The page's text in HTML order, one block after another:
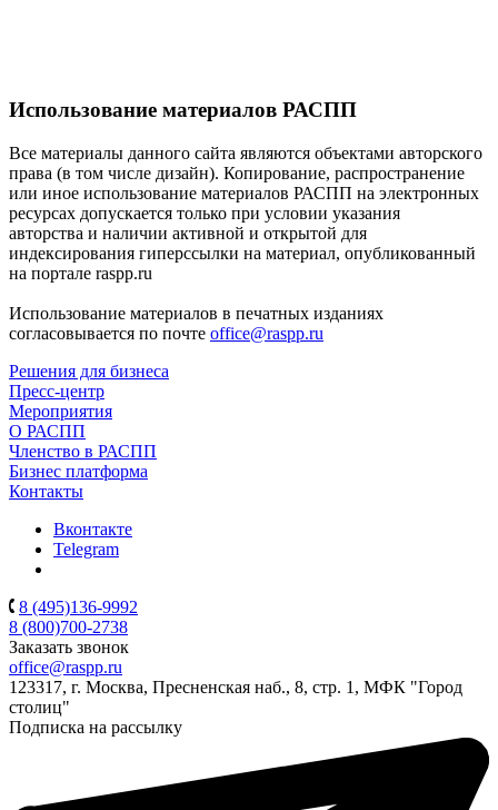
Использование материалов РАСПП
Все материалы данного сайта являются объектами авторского
права (в том числе дизайн). Копирование, распространение
или иное использование материалов РАСПП на электронных
ресурсах допускается только при условии указания
авторства и наличии активной и открытой для
индексирования гиперссылки на материал, опубликованный
на портале raspp.ru
Использование материалов в печатных изданиях
согласовывается по почте office@raspp.ru
Решения для бизнеса
Пресс-центр
Мероприятия
О РАСПП
Членство в РАСПП
Бизнес платформа
Контакты
Вконтакте
Telegram
8 (495)136-9992
8 (800)700-2738
Заказать звонок
office@raspp.ru
123317, г. Москва, Пресненская наб., 8, стр. 1, МФК "Город
столиц"
Подписка на рассылку